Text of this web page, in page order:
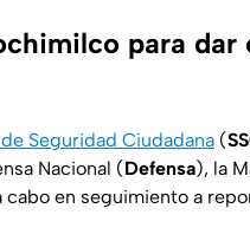
para dar
Seguridad Ciudadana (
Nacional (Defensa), la
cabo en seguimiento a